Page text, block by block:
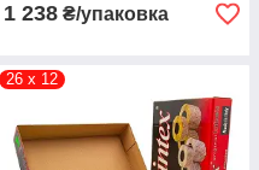
1 238 ₴/упаковка
26 х 12